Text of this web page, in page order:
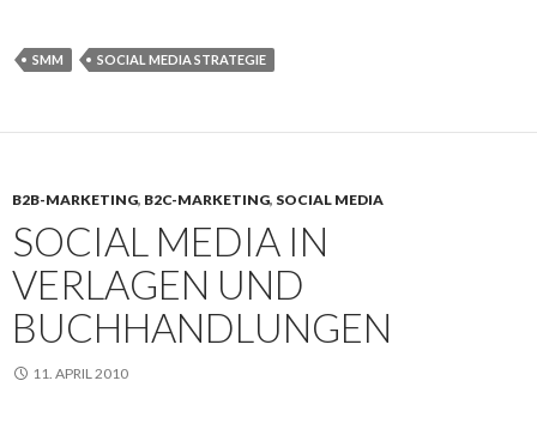
SMM SOCIAL MEDIA STRATEGIE
B2B-MARKETING, B2C-MARKETING, SOCIAL MEDIA
SOCIAL MEDIA IN
VERLAGEN UND
BUCHHANDLUNGEN
11. APRIL 2010